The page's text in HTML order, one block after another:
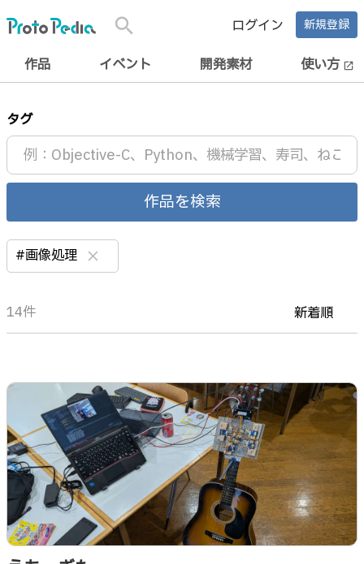
search ログイン 新規登録
作品 イベント 開発素材 使い方 open_in_new
タグ
作品を検索
#画像処理 clear
14件 新着順